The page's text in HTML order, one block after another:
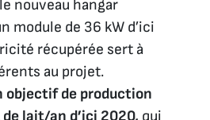
nouveau hangar
module de 36 kW d’ici
récupérée sert à
au projet.
objectif de production
de lait/an d’ici 2020, qui